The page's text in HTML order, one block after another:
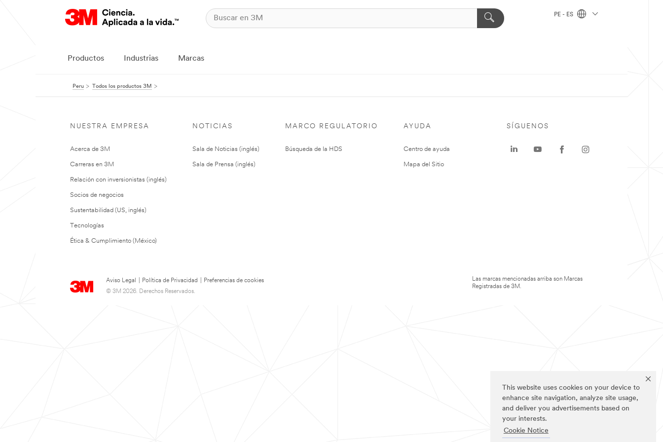
This website uses cookies on your device to
enhance site navigation, analyze site usage,
and deliver you advertisements based on
your interests.
Cookie Notice
PE - ES
Productos Industrias Marcas
Peru Todos los productos 3M
NUESTRA EMPRESA
Acerca de 3M
Carreras en 3M
Relación con inversionistas (inglés)
Socios de negocios
Sustentabilidad (US, inglés)
Tecnologías
Ética & Cumplimiento (México)
NOTICIAS
Sala de Noticias (inglés)
Sala de Prensa (inglés)
MARCO REGULATORIO
Búsqueda de la HDS
AYUDA
Centro de ayuda
Mapa del Sitio
Aviso Legal Política de Privacidad
Preferencias de cookies
© 3M 2026. Derechos Reservados.
SÍGUENOS
Las marcas mencionadas arriba son Marcas
Registradas de 3M.